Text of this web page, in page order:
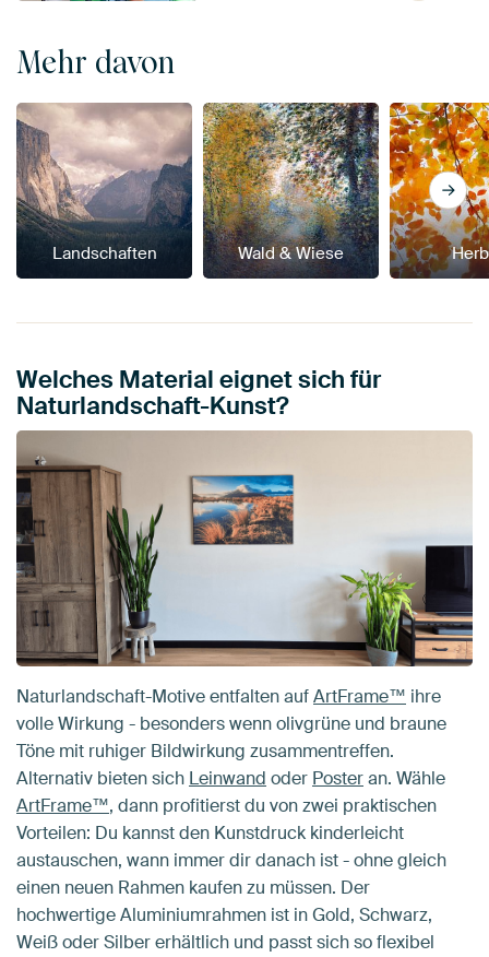
Mehr davon
Landschaften Wald & Wiese
Welches Material eignet sich für
Naturlandschaft-Kunst?
Naturlandschaft-Motive entfalten aufArtFrame™ ihre
volle Wirkung - besonders wenn olivgrüne und braune
Töne mit ruhiger Bildwirkung zusammentreffen.
Alternativ bieten sich Leinwand oder Posteran. Wähle
ArtFrame™, dann profitierst du von zwei praktischen
Vorteilen: Du kannst den Kunstdruck kinderleicht
austauschen, wann immer dir danach ist - ohne gleich
einen neuen Rahmen kaufen zu müssen. Der
hochwertige Aluminiumrahmen ist in Gold, Schwarz,
Weiß oder Silber erhältlich und passt sich so flexibel